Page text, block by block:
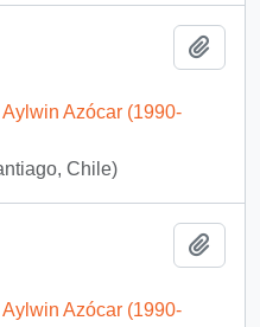
Azócar (1990-
Chile)
Azócar (1990-